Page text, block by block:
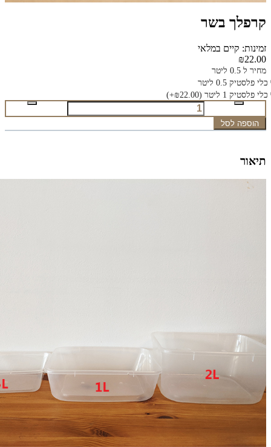
קרפלך בשר
זמינות: קיים במלאי
₪22.00
מחיר ל 0.5 ליטר
כלי פלסטיק 0.5 ליטר
כלי פלסטיק 1 ליטר
(₪22.00+)
הוספה לסל
תיאור